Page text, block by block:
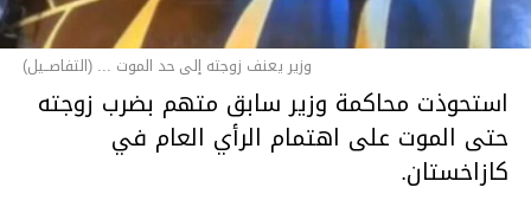
وزير يعنف زوجته إلى حد الموت ... (التفاصــيل)
استحوذت محاكمة وزير سابق متهم بضرب زوجته
حتى الموت على اهتمام الرأي العام في
كازاخستان.